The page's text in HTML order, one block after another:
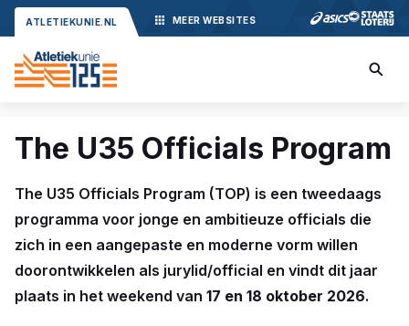
ATLETIEKUNIE.NL MEER WEBSITES
The U35 Officials Program
The U35 Officials Program (TOP) is een tweedaags
programma voor jonge en ambitieuze officials die
zich in een aangepaste en moderne vorm willen
doorontwikkelen als jurylid/official en vindt dit jaar
plaats in het weekend van 17 en 18 oktober 2026.